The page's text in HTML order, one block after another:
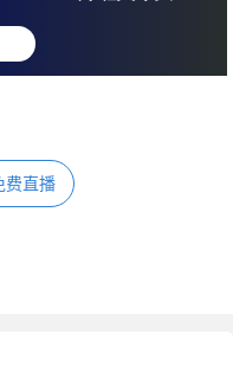
: 库班
费直播